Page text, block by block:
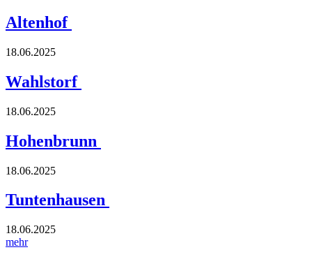
Altenhof
18.06.2025
Wahlstorf
18.06.2025
Hohenbrunn
18.06.2025
Tuntenhausen
18.06.2025
mehr